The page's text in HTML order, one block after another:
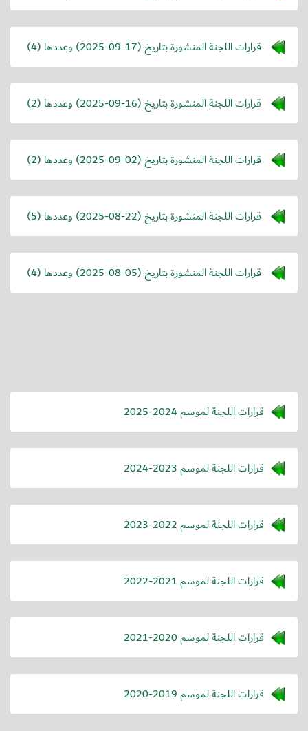
قرارات اللجنة المنشورة بتاريخ (2025-09-17) وعددها (4)
قرارات اللجنة المنشورة بتاريخ (2025-09-16) وعددها (2)
قرارات اللجنة المنشورة بتاريخ (2025-09-02) وعددها (2)
قرارات اللجنة المنشورة بتاريخ (2025-08-22) وعددها (5)
قرارات اللجنة المنشورة بتاريخ (2025-08-05) وعددها (4)
قرارات اللجنة لموسم 2024-2025
قرارات اللجنة لموسم 2023-2024
قرارات اللجنة لموسم 2022-2023
قرارات اللجنة لموسم 2021-2022
قرارات اللجنة لموسم 2020-2021
قرارات اللجنة لموسم 2019-2020